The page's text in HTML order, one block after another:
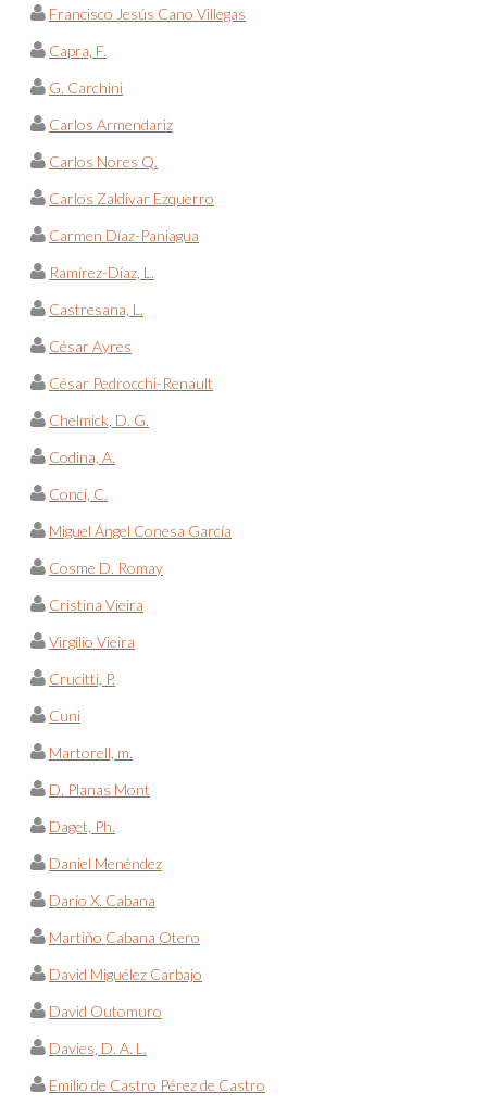
Francisco Jesús Cano Villegas
Capra, F.
G. Carchini
Carlos Armendariz
Carlos Nores Q.
Carlos Zaldívar Ezquerro
Carmen Díaz-Paniagua
Ramírez-Díaz, L.
Castresana, L.
César Ayres
César Pedrocchi-Renault
Chelmick, D. G.
Codina, A.
Conci, C.
Miguel Ángel Conesa García
Cosme D. Romay
Cristina Vieira
Virgílio Vieira
Crucitti, P.
Cuni
Martorell, m.
D. Planas Mont
Daget, Ph.
Daniel Menéndez
Darío X. Cabana
Martiño Cabana Otero
David Miguélez Carbajo
David Outomuro
Davies, D. A. L.
Emilio de Castro Pérez de Castro